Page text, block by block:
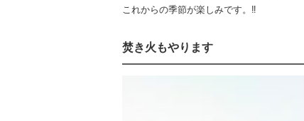
これからの季節が楽しみです。‼️
焚き火もやります